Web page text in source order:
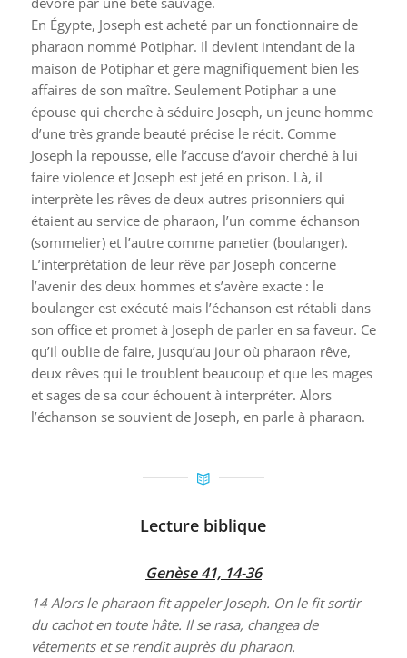
En Égypte, Joseph est acheté par un fonctionnaire de
pharaon nommé Potiphar. Il devient intendant de la
maison de Potiphar et gère magnifiquement bien les
affaires de son maître. Seulement Potiphar a une
épouse qui cherche à séduire Joseph, un jeune homme
d’une très grande beauté précise le récit. Comme
Joseph la repousse, elle l’accuse d’avoir cherché à lui
faire violence et Joseph est jeté en prison. Là, il
interprète les rêves de deux autres prisonniers qui
étaient au service de pharaon, l’un comme échanson
(sommelier) et l’autre comme panetier (boulanger).
L’interprétation de leur rêve par Joseph concerne
l’avenir des deux hommes et s’avère exacte : le
boulanger est exécuté mais l’échanson est rétabli dans
son office et promet à Joseph de parler en sa faveur. Ce
qu’il oublie de faire, jusqu’au jour où pharaon rêve,
deux rêves qui le troublent beaucoup et que les mages
et sages de sa cour échouent à interpréter. Alors
l’échanson se souvient de Joseph, en parle à pharaon.
Lecture biblique
Genèse 41, 14-36
14Alors le pharaon fit appeler Joseph. On le fit sortir
du cachot en toute hâte. Il se rasa, changea de
vêtements et se rendit auprès du pharaon.